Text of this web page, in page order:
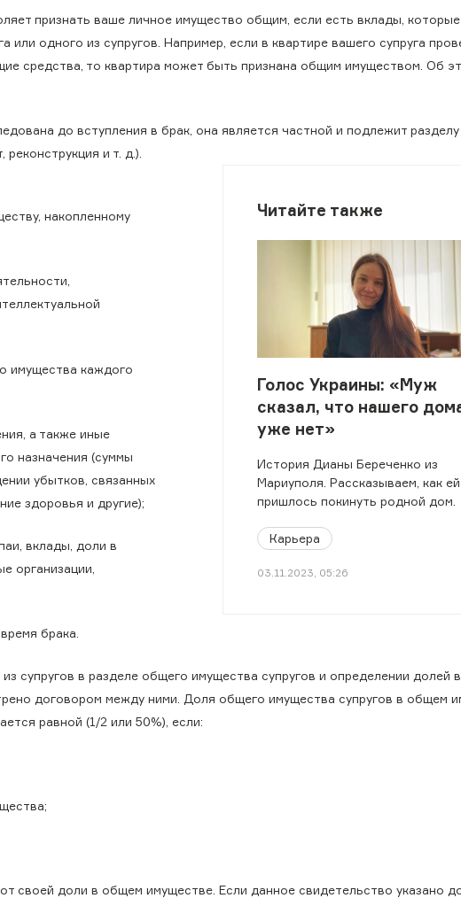
признать ваше личное имущество общим, если есть вклады, которые
одного из супругов. Например, если в квартире вашего супруга
средства, то квартира может быть признана общим имуществом. Об
до вступления в брак, она является частной и подлежит
и т. д.).
Читайте также
Голос Украины: «Муж
сказал, что нашего
уже нет»
История Дианы Береченко из
Мариуполя. Рассказываем, как ей
пришлось покинуть родной дом.
Карьера
03.11.2023, 05:26
накопленному
имущества каждого
а также иные
назначения (суммы
убытков, связанных
здоровья и другие);
вклады, доли в
организации,
брака.
супругов в разделе общего имущества супругов и определении долей
договором между ними. Доля общего имущества супругов в общем
равной (1/2 или 50%), если:
своей доли в общем имуществе. Если данное свидетельство указано